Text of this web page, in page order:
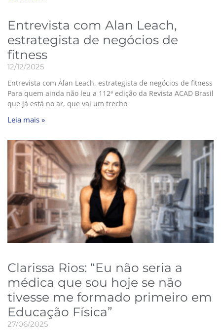
Entrevista com Alan Leach,
estrategista de negócios de
fitness
12/12/2025
Entrevista com Alan Leach, estrategista de negócios de fitness
Para quem ainda não leu a 112ª edição da Revista ACAD Brasil
que já está no ar, que vai um trecho
Leia mais »
Clarissa Rios: “Eu não seria a
médica que sou hoje se não
tivesse me formado primeiro em
Educação Física”
27/06/2025